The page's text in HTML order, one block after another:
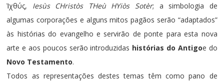
Ἰχθύς, Iesùs CHristòs THeù HYiòs Sotèr; a simbologia de
algumas corporações e alguns mitos pagãos serão “adaptados”
às histórias do evangelho e servirão de ponte para esta nova
arte e aos poucos serão introduzidas histórias do Antigoe do
Novo Testamento.
Todos as representações destes temas têm como pano de